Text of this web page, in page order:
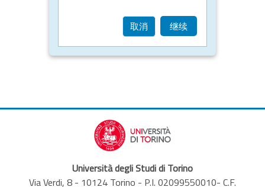
取消 继续
Università degli Studi di Torino
Via Verdi, 8 - 10124 Torino - P.I. 02099550010- C.F.